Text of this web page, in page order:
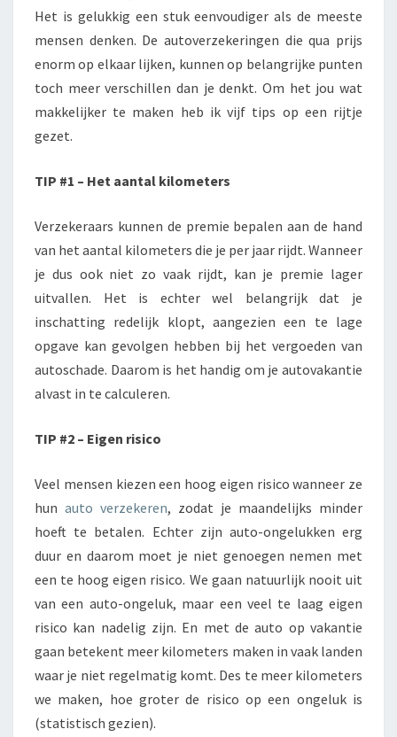
Het is gelukkig een stuk eenvoudiger als de meeste
mensen denken. De autoverzekeringen die qua prijs
enorm op elkaar lijken, kunnen op belangrijke punten
toch meer verschillen dan je denkt. Om het jou wat
makkelijker te maken heb ik vijf tips op een rijtje
gezet.
TIP #1 – Het aantal kilometers
Verzekeraars kunnen de premie bepalen aan de hand
van het aantal kilometers die je per jaar rijdt. Wanneer
je dus ook niet zo vaak rijdt, kan je premie lager
uitvallen. Het is echter wel belangrijk dat je
inschatting redelijk klopt, aangezien een te lage
opgave kan gevolgen hebben bij het vergoeden van
autoschade. Daarom is het handig om je autovakantie
alvast in te calculeren.
TIP #2 – Eigen risico
Veel mensen kiezen een hoog eigen risico wanneer ze
hun auto verzekeren, zodat je maandelijks minder
hoeft te betalen. Echter zijn auto-ongelukken erg
duur en daarom moet je niet genoegen nemen met
een te hoog eigen risico. We gaan natuurlijk nooit uit
van een auto-ongeluk, maar een veel te laag eigen
risico kan nadelig zijn. En met de auto op vakantie
gaan betekent meer kilometers maken in vaak landen
waar je niet regelmatig komt. Des te meer kilometers
we maken, hoe groter de risico op een ongeluk is
(statistisch gezien).